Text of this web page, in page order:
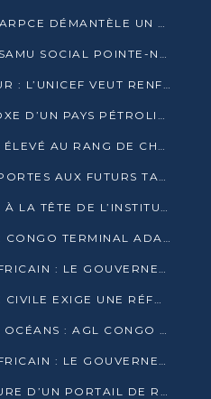
FRAUDE À LA SIMBOX : L’ARPCE DÉMANTÈLE UN RÉSEAU UTILISANT DES CARTES SIM OUGANDAISES
CONGO TERMINAL ET LE SAMU SOCIAL POINTE-NOIRE RENOUVELLENT LEUR PARTENARIAT EN FAVEUR DES JEUNES VULNÉRABLES
ENSEIGNEMENT SUPÉRIEUR : L’UNICEF VEUT RENFORCER LA RECHERCHE SUR LES QUESTIONS DE L’ENFANCE
CARBURANT : LE PARADOXE D’UN PAYS PÉTROLIER CONFRONTÉ À DES PÉNURIES RÉCURRENTES
MAIXENT RAOUL OMINGA ÉLEVÉ AU RANG DE CHEVALIER DE L’ORDRE DE L’AMITIÉ ENTRE LA RUSSIE ET LE CONGO
AGL CONGO OUVRE SES PORTES AUX FUTURS TALENTS DE LA LOGISTIQUE
ÉTIENNE PAKA CONFIRMÉ À LA TÊTE DE L’INSTITUT GÉOGRAPHIQUE NATIONAL
PORT DE POINTE-NOIRE : CONGO TERMINAL ADAPTE SON DRAGAGE AUX SABLES BITUMINEUX
JOURNÉE DE L’ENFANT AFRICAIN : LE GOUVERNEMENT RÉAFFIRME SON ENGAGEMENT POUR L’ACCÈS À L’EAU ET À L’ASSAINISSEMENT
FMI–CONGO : LA SOCIÉTÉ CIVILE EXIGE UNE RÉFORME DE LA FISCALITÉ PÉTROLIÈRE
JOURNÉE MONDIALE DES OCÉANS : AGL CONGO MOBILISE SES COLLABORATEURS POUR LA PRÉSERVATION DE LA BIODIVERSITÉ MARINE
JOURNÉE DE L’ENFANT AFRICAIN : LE GOUVERNEMENT MOBILISÉ POUR L’HYGIÈNE DANS LES ORPHELINATS
LCDE DÉMENT L’OUVERTURE D’UN PORTAIL DE RECRUTEMENT ET APPELLE À LA VIGILANCE